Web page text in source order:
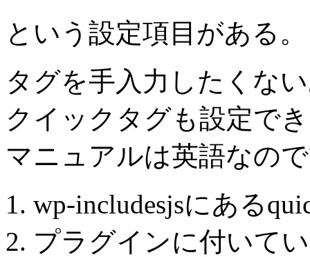
という設定項目がある。
タグを手入力したくな
クイックタグも設定で
マニュアルは英語なの
wp-includesjsにある
プラグインに付いて